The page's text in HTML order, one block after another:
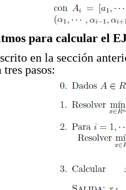
para calcular el
en la sección
pasos: